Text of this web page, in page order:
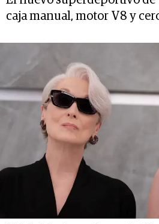
caja manual, motor V8 y